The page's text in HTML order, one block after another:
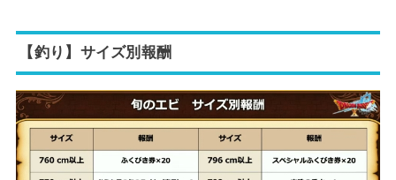
【釣り】サイズ別報酬